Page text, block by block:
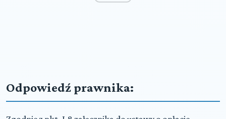
Odpowiedź prawnika: